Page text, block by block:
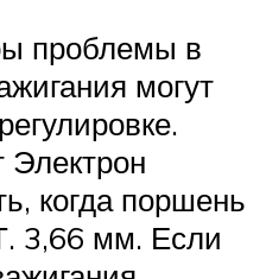
проблемы в
могут
Электрон
когда поршень
3,66 мм. Если